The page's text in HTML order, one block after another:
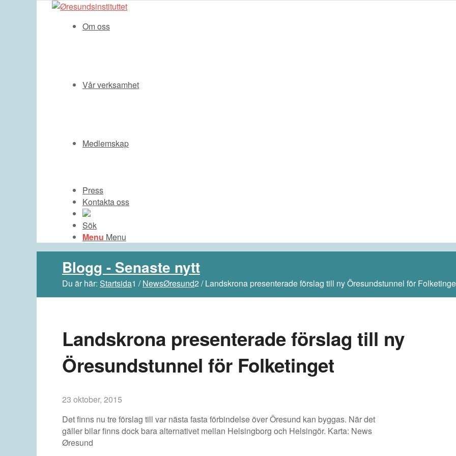
Om oss
Vår verksamhet
Medlemskap
Press
Kontakta oss
Sök
Menu Menu
Blogg - Senaste nytt
Du är här: Startsida1 / NewsØresund2 / Landskrona presenterade förslag till ny Öresundstunnel för
Landskrona presenterade förslag till ny
Öresundstunnel för Folketinget
23 oktober, 2015
Det finns nu tre förslag till var nästa fasta förbindelse över Öresund kan byggas. När det
gäller bilar finns dock bara alternativet mellan Helsingborg och Helsingör. Karta: News
Øresund